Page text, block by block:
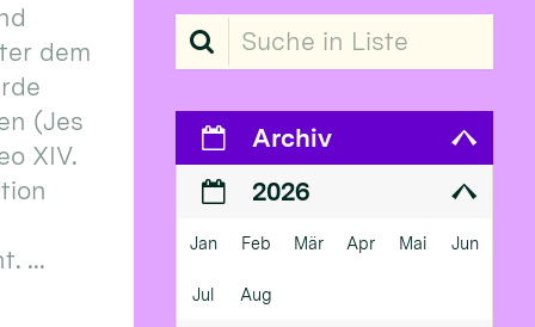
dem
(Jes
XIV.
...
Suche in Liste
Archiv
2026
Jan Feb Mär Apr Mai Jun
Jul Aug